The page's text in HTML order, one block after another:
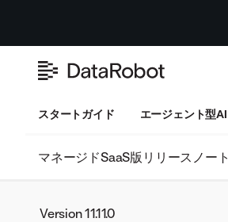
スタートガイド エージェント型AI
マネージドSaaS版リリースノート
Version 11.11.0